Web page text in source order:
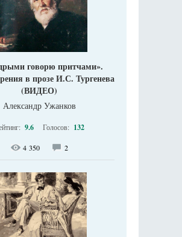
говорю притчами».
в прозе И.С. Тургенева
(ВИДЕО)
Александр Ужанков
9.6 Голосов: 132
4 350 2